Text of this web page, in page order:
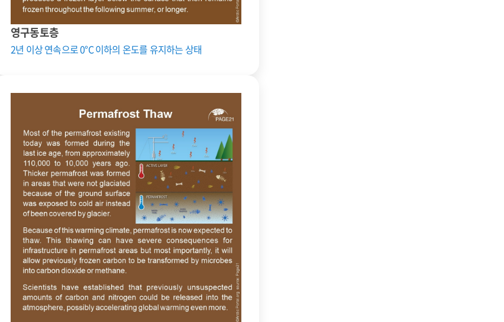
영구동토층
2년 이상 연속으로 0°C 이하의 온도를 유지하는 상태